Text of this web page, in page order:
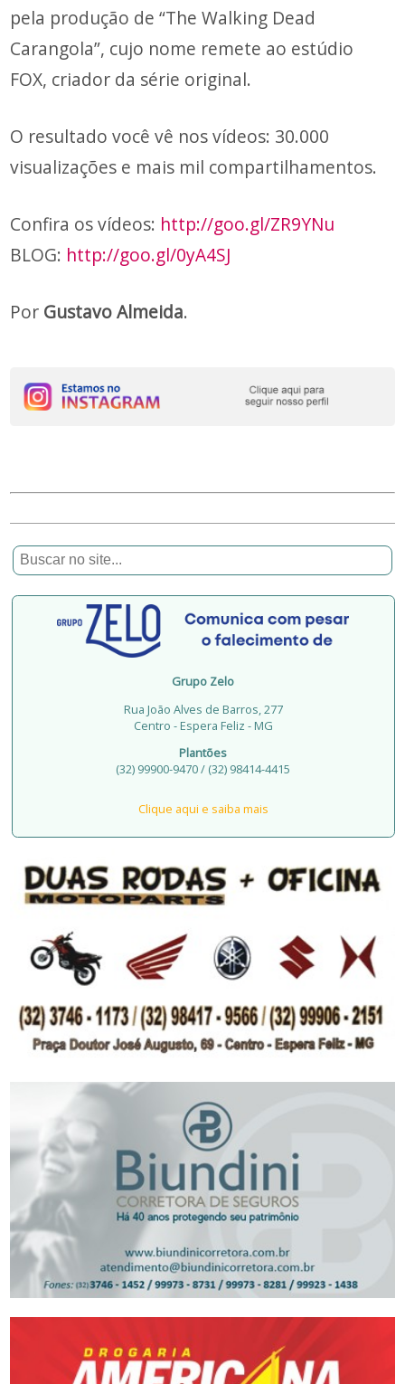
pela produção de “The Walking Dead
Carangola”, cujo nome remete ao estúdio
FOX, criador da série original.
O resultado você vê nos vídeos: 30.000
visualizações e mais mil compartilhamentos.
Confira os vídeos: http://goo.gl/ZR9YNu
BLOG: http://goo.gl/0yA4SJ
Por Gustavo Almeida.
Grupo Zelo
Rua João Alves de Barros, 277
Centro - Espera Feliz - MG
Plantões
(32) 99900-9470 / (32) 98414-4415
Clique aqui e saiba mais